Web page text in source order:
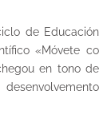
de Educación
«Móvete co
en tono de